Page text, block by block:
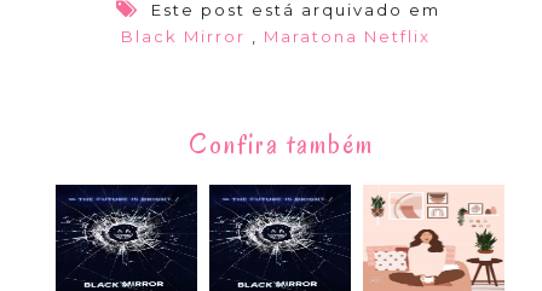
Este post está arquivado em
Black Mirror , Maratona Netflix
Confira também